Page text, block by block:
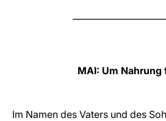
MAI: Um Nahrung
Im Namen des Vaters und des